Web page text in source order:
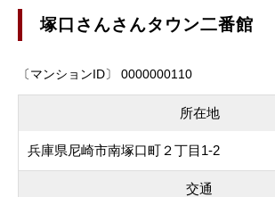
塚口さんさんタウン二番館
〔マンションID〕 0000000110
所在地
兵庫県尼崎市南塚口町２丁目1-2
交通